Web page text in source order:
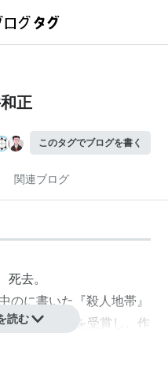
正
このタグでブログを書く
関連ブログ
去。
のに書いた『殺人地帯』
スト奨励賞を受賞し、作
読む